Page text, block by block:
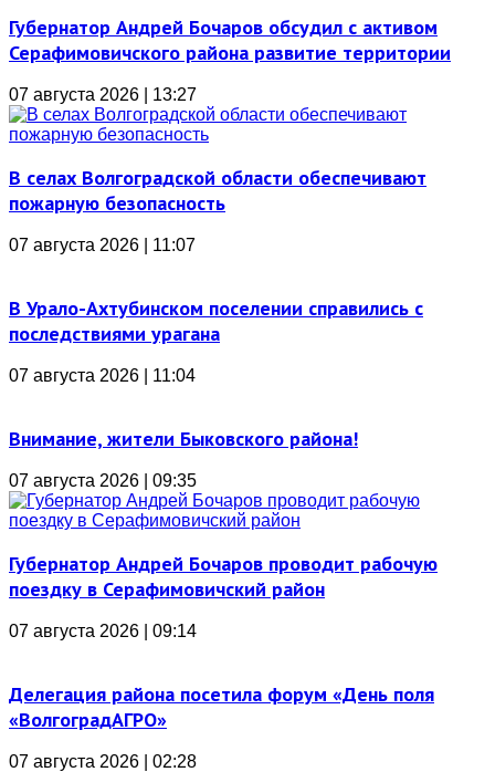
Губернатор Андрей Бочаров обсудил с активом
Серафимовичского района развитие территории
07 августа 2026 | 13:27
В селах Волгоградской области обеспечивают
пожарную безопасность
07 августа 2026 | 11:07
В Урало-Ахтубинском поселении справились с
последствиями урагана
07 августа 2026 | 11:04
Внимание, жители Быковского района!
07 августа 2026 | 09:35
Губернатор Андрей Бочаров проводит рабочую
поездку в Серафимовичский район
07 августа 2026 | 09:14
Делегация района посетила форум «День поля
«ВолгоградАГРО»
07 августа 2026 | 02:28